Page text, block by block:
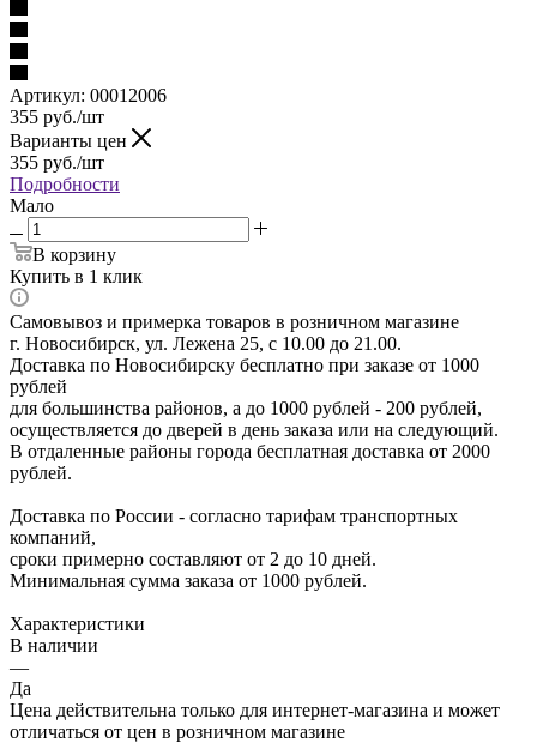
Артикул: 00012006
355 руб./шт
Варианты цен
355 руб./шт
Подробности
Мало
В корзину
Купить в 1 клик
Самовывоз и примерка товаров в розничном магазине
г. Новосибирск, ул. Лежена 25, с 10.00 до 21.00.
Доставка по Новосибирску бесплатно при заказе от 1000
рублей
для большинства районов, а до 1000 рублей - 200 рублей,
осуществляется до дверей в день заказа или на следующий.
В отдаленные районы города бесплатная доставка от 2000
рублей.
Доставка по России - согласно тарифам транспортных
компаний,
сроки примерно составляют от 2 до 10 дней.
Минимальная сумма заказа от 1000 рублей.
Характеристики
В наличии
—
Да
Цена действительна только для интернет-магазина и может
отличаться от цен в розничном магазине